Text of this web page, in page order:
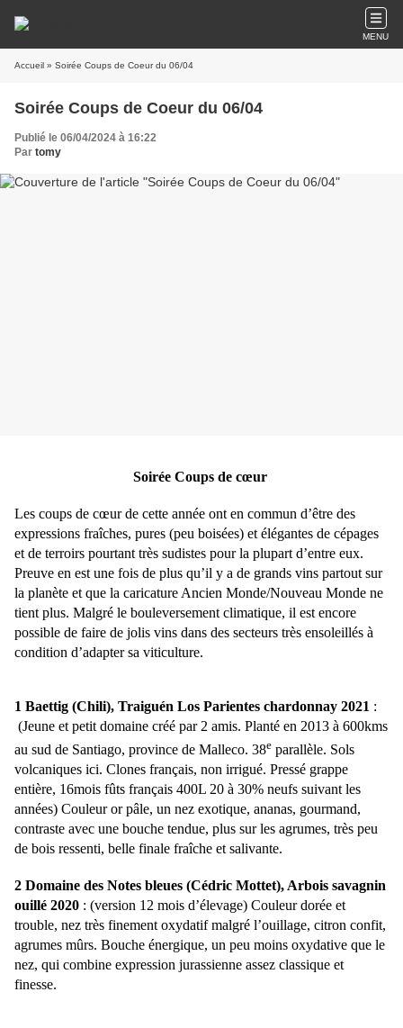
MENU
Accueil » Soirée Coups de Coeur du 06/04
Soirée Coups de Coeur du 06/04
Publié le 06/04/2024 à 16:22
Par tomy
Soirée Coups de cœur
Les coups de cœur de cette année ont en commun d’être des
expressions fraîches, pures (peu boisées) et élégantes de cépages
et de terroirs pourtant très sudistes pour la plupart d’entre eux.
Preuve en est une fois de plus qu’il y a de grands vins partout sur
la planète et que la caricature Ancien Monde/Nouveau Monde ne
tient plus. Malgré le bouleversement climatique, il est encore
possible de faire de jolis vins dans des secteurs très ensoleillés à
condition d’adapter sa viticulture.
1 Baettig (Chili), Traiguén Los Parientes chardonnay 2021 :
(Jeune et petit domaine créé par 2 amis. Planté en 2013 à 600kms
au sud de Santiago, province de Malleco. 38e parallèle. Sols
volcaniques ici. Clones français, non irrigué. Pressé grappe
entière, 16mois fûts français 400L 20 à 30% neufs suivant les
années) Couleur or pâle, un nez exotique, ananas, gourmand,
contraste avec une bouche tendue, plus sur les agrumes, très peu
de bois ressenti, belle finale fraîche et salivante.
2 Domaine des Notes bleues (Cédric Mottet), Arbois savagnin
ouillé 2020 : (version 12 mois d’élevage) Couleur dorée et
trouble, nez très finement oxydatif malgré l’ouillage, citron confit,
agrumes mûrs. Bouche énergique, un peu moins oxydative que le
nez, qui combine expression jurassienne assez classique et
finesse.